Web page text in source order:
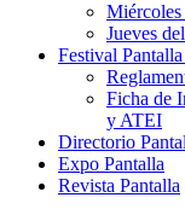
Miércoles
Jueves
Festival
Ficha de
y ATEI
Directorio
Expo Pantalla
Revista Pantalla